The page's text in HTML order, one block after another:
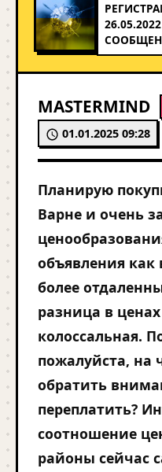
26.05.2022
MASTERMIND
01.01.2025 09:28
Планирую
Варне и очень
объявления как
более
разница в
колоссальная.
пожалуйста, на
обратить
переплатить?
соотношение
районы сейчас